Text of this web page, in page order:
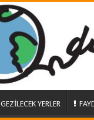
GEZİLECEK YERLER